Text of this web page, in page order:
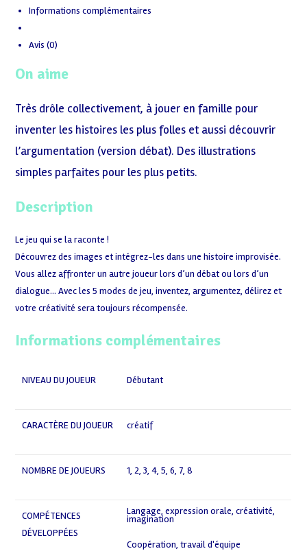
Informations complémentaires
Avis (0)
On aime
Très drôle collectivement, à jouer en famille pour
inventer les histoires les plus folles et aussi découvrir
l’argumentation (version débat). Des illustrations
simples parfaites pour les plus petits.
Description
Le jeu qui se la raconte !
Découvrez des images et intégrez-les dans une histoire improvisée.
Vous allez affronter un autre joueur lors d’un débat ou lors d’un
dialogue… Avec les 5 modes de jeu, inventez, argumentez, délirez et
votre créativité sera toujours récompensée.
Informations complémentaires
NIVEAU DU JOUEUR Débutant
CARACTÈRE DU JOUEUR créatif
NOMBRE DE JOUEURS 1,2,3,4,5,6, 7,8
COMPÉTENCES
DÉVELOPPÉES
Langage, expression orale, créativité,
imagination
Coopération, travail d'équipe